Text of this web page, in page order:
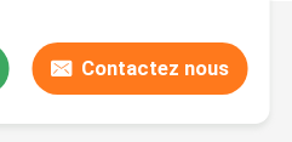
Contactez nous